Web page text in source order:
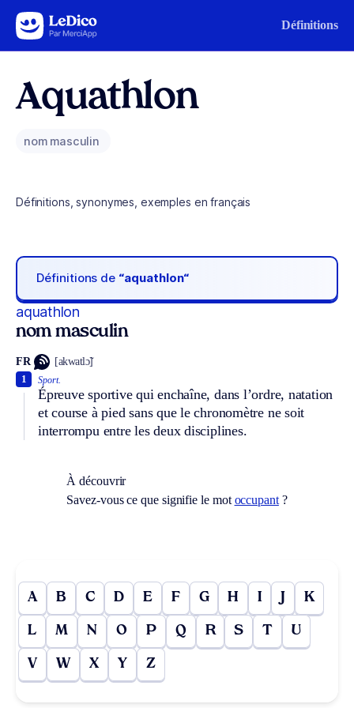
Aller au contenu Définitions
Aquathlon
nom masculin
Définitions, synonymes, exemples en français
Définitions de “aquathlon“
aquathlon
nom masculin
FR [akwatlɔ̃]
Sport.
Épreuve sportive qui enchaîne, dans l’ordre, natation
et course à pied sans que le chronomètre ne soit
interrompu entre les deux disciplines.
1
À découvrir
Savez-vous ce que signifie le mot occupant?
A B C D E F G H I J K
L M N O P Q R S T U
V W X Y Z